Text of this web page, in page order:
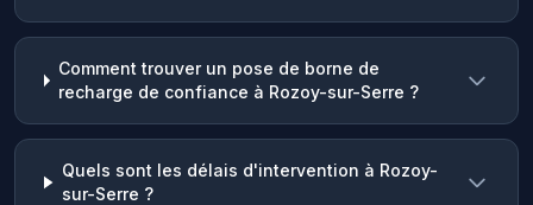
Comment trouver un pose de borne de
recharge de confiance à Rozoy-sur-Serre ?
Quels sont les délais d'intervention à Rozoy-
sur-Serre ?